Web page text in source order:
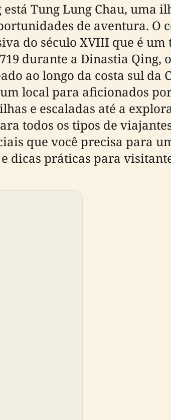
Tung Lung Chau, uma
de aventura. O
do século XVIII que é
durante a Dinastia
ao longo da costa sul da
local para aficionados
e escaladas até a
todos os tipos de
que você precisa para
dicas práticas para